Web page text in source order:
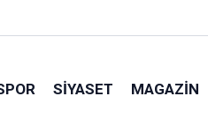
SIYASET MAGAZIN